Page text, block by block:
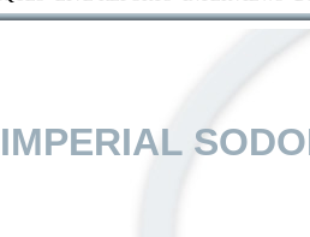
IMPERIAL